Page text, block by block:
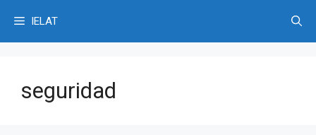
contenido
IELAT
seguridad